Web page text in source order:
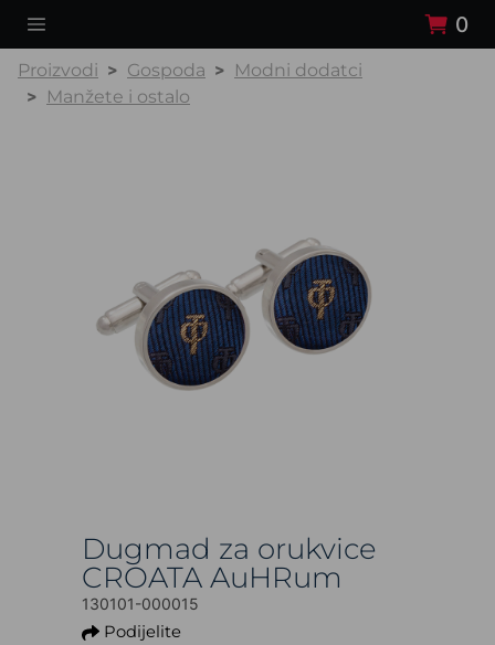
0
Proizvodi Gospoda
Modni dodatci
Manžete i ostalo
Dugmad za orukvice
CROATA AuHRum
130101-000015
Podijelite